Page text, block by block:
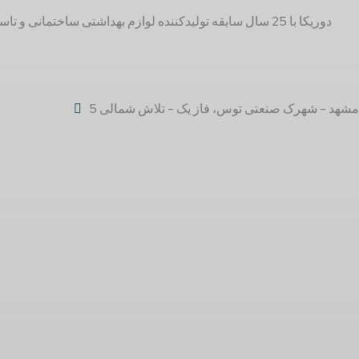
مشهد - شهرک صنعتی توس، فاز یک - تلاش شمالی 5